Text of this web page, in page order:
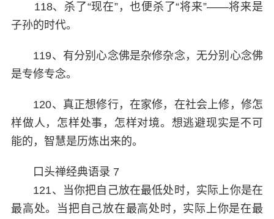
118、杀了“现在”，也便杀了“将来”——将来是
子孙的时代。
119、有分别心念佛是杂修杂念，无分别心念佛
是专修专念。
120、真正想修行，在家修，在社会上修，修怎
样做人，怎样处事，怎样对境。想逃避现实是不可
能的，智慧是历炼出来的。
口头禅经典语录 7
121、当你把自己放在最低处时，实际上你是在
最高处。当把自己放在最高处时，实际上你是在最